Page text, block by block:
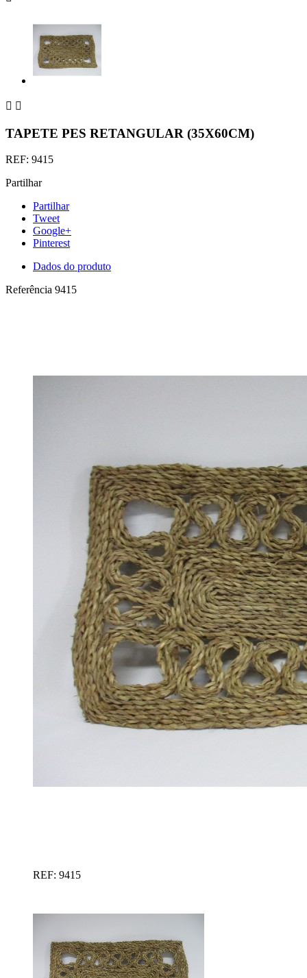
 
TAPETE PES RETANGULAR (35X60CM)
REF: 9415
Partilhar
Partilhar
Tweet
Google+
Pinterest
Dados do produto
Referência 9415
REF: 9415